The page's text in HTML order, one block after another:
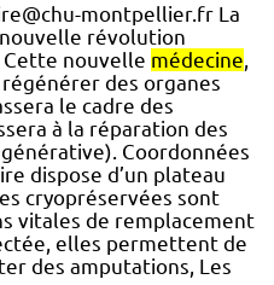
montpellier.fr La
révolution
Cette nouvelle médecine
des organes
le cadre des
à la réparation des
Coordonnées
dispose d’un plateau
cryopréservées sont
vitales de remplacement
elles permettent de
des amputations, Les